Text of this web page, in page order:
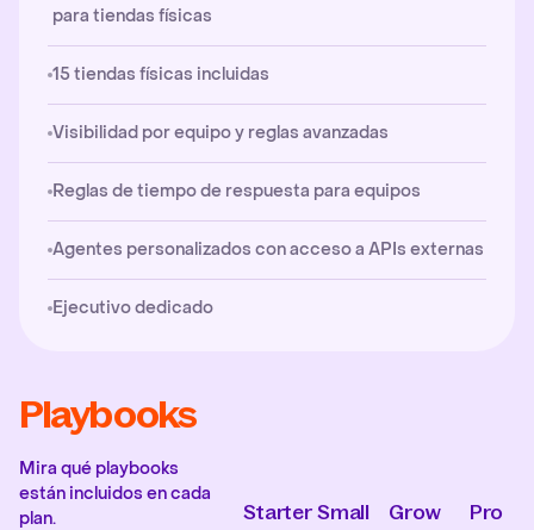
para tiendas físicas
15 tiendas físicas incluidas
Visibilidad por equipo y reglas avanzadas
Reglas de tiempo de respuesta para equipos
Agentes personalizados con acceso a APIs externas
Ejecutivo dedicado
Playbooks
Mira qué playbooks
están incluidos en cada
plan.
Starter Small Grow Pro